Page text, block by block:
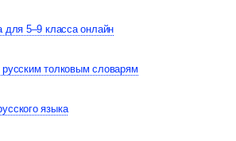
для 5–9 класса онлайн
толковым словарям
языка